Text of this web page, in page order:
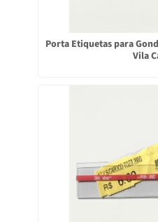
Porta Etiquetas para
Vila